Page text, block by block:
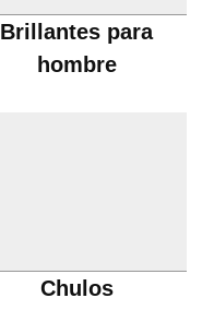
Brillantes para
hombre
Chulos